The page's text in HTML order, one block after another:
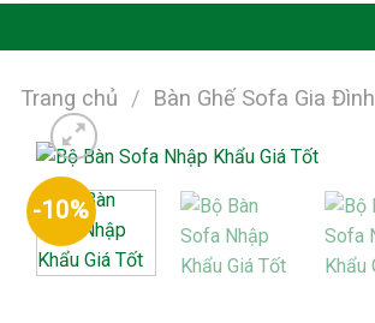
Trang chủ / Bàn Ghế Sofa Gia Đình
-10%